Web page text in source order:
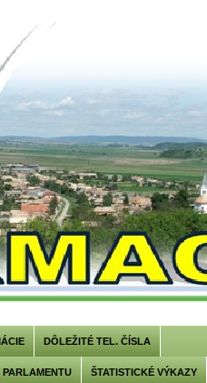
DÔLEŽITÉ TEL. ČÍSLA
ŠTATISTICKÉ VÝKAZY